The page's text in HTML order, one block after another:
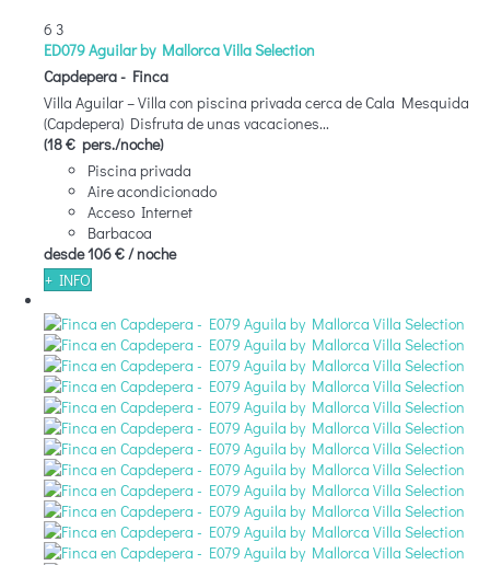
6 3
ED079 Aguilar by Mallorca Villa Selection
Capdepera - Finca
Villa Aguilar – Villa con piscina privada cerca de Cala Mesquida
(Capdepera) Disfruta de unas vacaciones...
(18 € pers./noche)
Piscina privada
Aire acondicionado
Acceso Internet
Barbacoa
desde106 €/ noche
+ INFO